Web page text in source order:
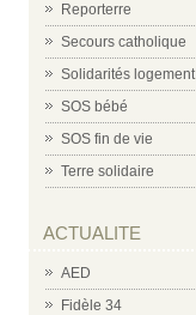
Reporterre
Secours catholique
Solidarités logement
SOS bébé
SOS fin de vie
Terre solidaire
ACTUALITE
AED
Fidèle 34